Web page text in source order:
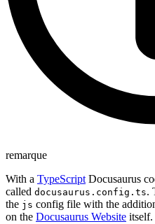
remarque
With a TypeScript Docusaurus
called docusaurus.config.ts.
the js config file with the
on the Docusaurus Website itself.